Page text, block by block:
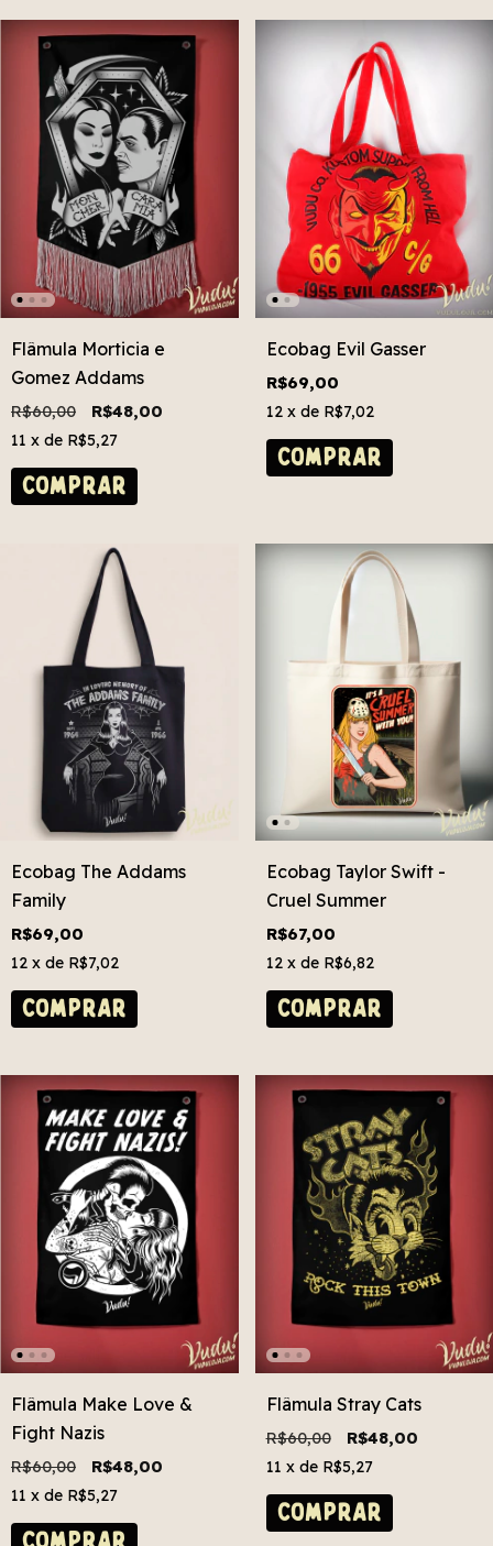
Flâmula Morticia e
Gomez Addams
R$60,00 R$48,00
11 x de R$5,27
COMPRAR
Ecobag Evil Gasser
R$69,00
12 x de R$7,02
Ecobag The Addams
Family
R$69,00
12 x de R$7,02
Ecobag Taylor Swift -
Cruel Summer
R$67,00
12 x de R$6,82
Flâmula Make Love &
Fight Nazis
R$60,00 R$48,00
11 x de R$5,27
Flâmula Stray Cats
R$60,00 R$48,00
11 x de R$5,27
COMPRAR